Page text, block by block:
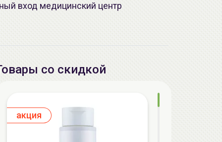
вход медицинский центр
со скидкой
aкция